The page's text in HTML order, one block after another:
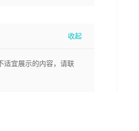
适宜展示的内容，请联